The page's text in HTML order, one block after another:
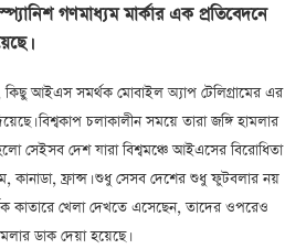
গণমাধ্যম মার্কার এক প্রতিবেদনে
কিছু আইএস সমর্থক মোবাইল অ্যাপ টেলিগ্রামের এর
বিশ্বকাপ চলাকালীন সময়ে তারা জঙ্গি হামলার
সেইসব দেশ যারা বিশ্বমঞ্চে আইএসের বিরোধিতা
কানাডা, ফ্রান্স। শুধু সেসব দেশের শুধু ফুটবলার নয়
কাতারে খেলা দেখতে এসেছেন, তাদের ওপরেও
ডাক দেয়া হয়েছে।